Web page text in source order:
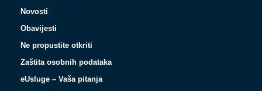
Novosti
Obavijesti
Ne propustite otkriti
Zaštita osobnih podataka
eUsluge – Vaša pitanja